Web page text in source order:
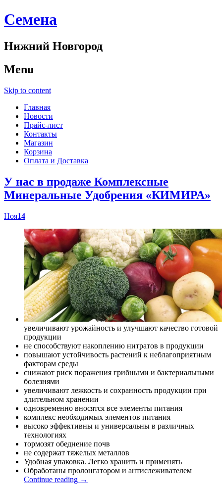
Cемена
Нижний Новгород
Menu
Skip to content
Главная
Новости
Прайс-лист
Контакты
Магазин
Корзина
Оплата и Доставка
У нас в продаже Комплексные
Минеральные Удобрения «КИМИРА»
Ноя14
увеличивают урожайность и улучшают качество готовой
продукции
не способствуют накоплению нитратов в продукции
повышают устойчивость растений к неблагоприятным
факторам среды
снижают риск поражения грибными и бактериальными
болезнями
увеличивают лежкость и сохранность продукции при
длительном хранении
одновременно вносятся все элементы питания
комплекс необходимых элементов питания
высоко эффективны и универсальны в различных
технологиях
тормозят обеднение почв
не содержат тяжелых металлов
Удобная упаковка. Легко хранить и применять
Обработаны пролонгатором и антислеживателем
Continue reading →